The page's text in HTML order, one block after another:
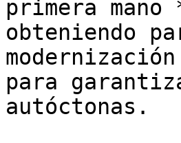
primera
obteniendo
para
autóctonas.